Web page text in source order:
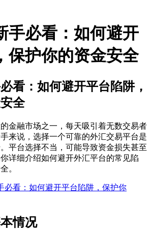
手必看：如何避开
保护你的资金安全
看：如何避开平台陷阱，
全
金融市场之一，每天吸引着无数交易者
来说，选择一个可靠的外汇交易平台是
平台选择不当，可能导致资金损失甚至
详细介绍如何避开外汇平台的常见陷
。
情况